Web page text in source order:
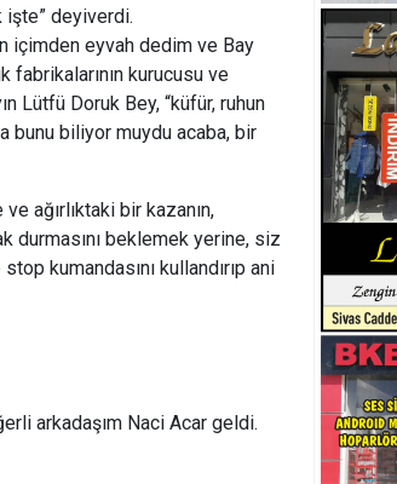
işte” deyiverdi.
içimden eyvah dedim ve Bay
fabrikalarının kurucusu ve
Lütfü Doruk Bey, “küfür, ruhun
bunu biliyor muydu acaba, bir
ağırlıktaki bir kazanın,
durmasını beklemek yerine, siz
kumandasını kullandırıp ani
arkadaşım Naci Acar geldi.